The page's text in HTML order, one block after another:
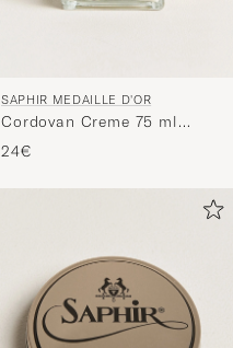
SAPHIR MEDAILLE D'OR
Cordovan Creme 75 ml
Neutral
24€